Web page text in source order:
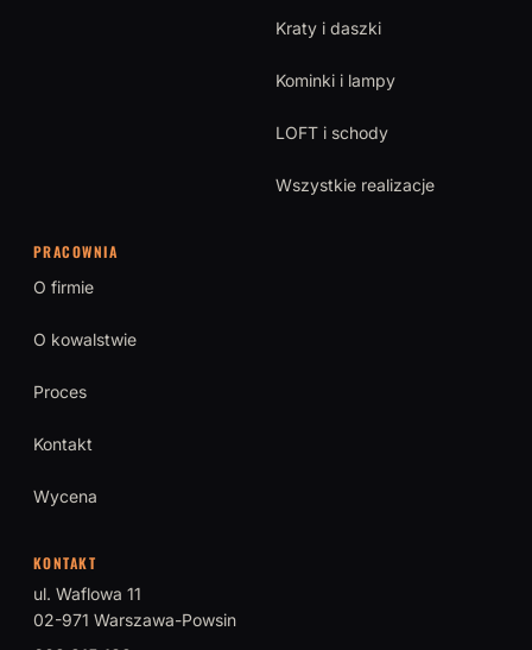
Kraty i daszki
Kominki i lampy
LOFT i schody
Wszystkie realizacje
PRACOWNIA
O firmie
O kowalstwie
Proces
Kontakt
Wycena
KONTAKT
ul. Waflowa 11
02-971 Warszawa-Powsin